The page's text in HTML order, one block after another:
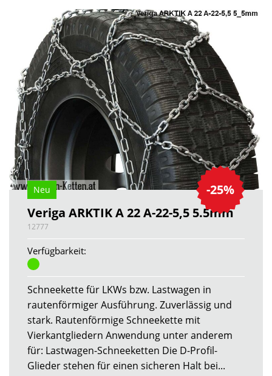
-25%
Neu
Veriga ARKTIK A 22 A-22-5,5 5.5mm
12777
Verfügbarkeit:
Schneekette für LKWs bzw. Lastwagen in
rautenförmiger Ausführung. Zuverlässig und
stark. Rautenförmige Schneekette mit
Vierkantgliedern Anwendung unter anderem
für: Lastwagen-Schneeketten Die D-Profil-
Glieder stehen für einen sicheren Halt bei...